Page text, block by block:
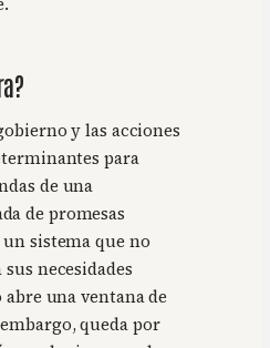
y las acciones
para
de una
de promesas
sistema que no
necesidades
abre una ventana de
queda por